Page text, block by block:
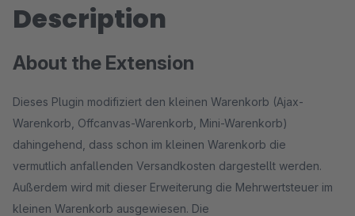
Description
About the Extension
Dieses Plugin modifiziert den kleinen Warenkorb (Ajax-
Warenkorb, Offcanvas-Warenkorb, Mini-Warenkorb)
dahingehend, dass schon im kleinen Warenkorb die
vermutlich anfallenden Versandkosten dargestellt werden.
Außerdem wird mit dieser Erweiterung die Mehrwertsteuer im
kleinen Warenkorb ausgewiesen. Die